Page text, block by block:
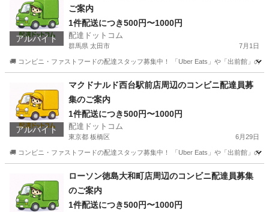
アルバイト
ご案内
1件配送につき500円〜1000円
配達ドットコム
群馬県 太田市 7月1日
🚚 コンビニ・ファストフードの配達スタッフ募集中！ 「Uber Eats」や「出前館」の
配送 ファストフード
アルバイト
マクドナルド西台駅前店周辺のコンビニ配達員募
集のご案内
1件配送につき500円〜1000円
配達ドットコム
東京都 板橋区 6月29日
🚚 コンビニ・ファストフードの配達スタッフ募集中！ 「Uber Eats」や「出前館」の
ファストフード
ローソン徳島大和町店周辺のコンビニ配達員募集
のご案内
1件配送につき500円〜1000円